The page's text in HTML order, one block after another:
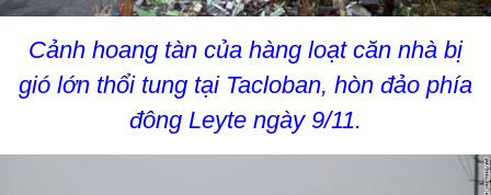
Cảnh hoang tàn của hàng loạt căn nhà bị
gió lớn thổi tung tại Tacloban, hòn đảo phía
đông Leyte ngày 9/11.